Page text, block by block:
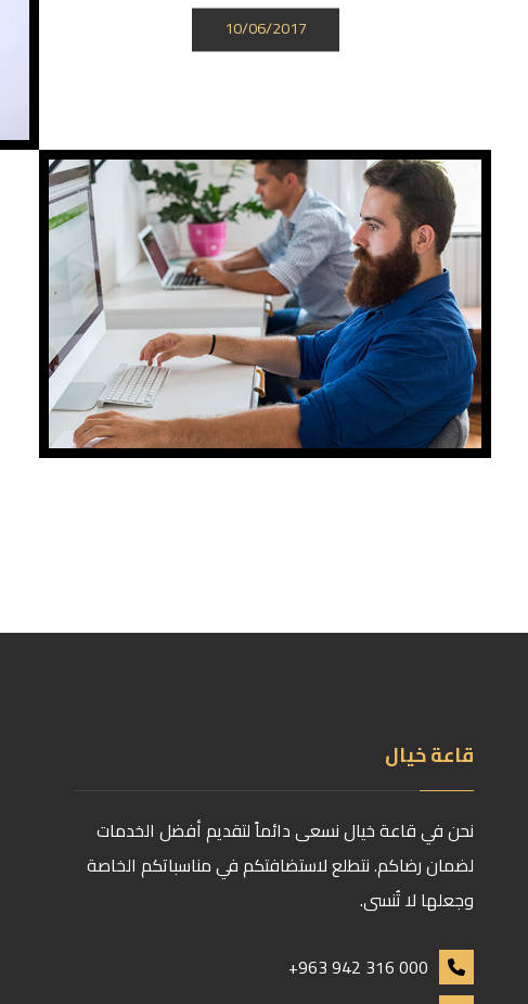
10/06/2017
قاعة خيال
نحن في قاعة خيال نسعى دائماً لتقديم أفضل الخدمات
لضمان رضاكم. نتطلع لاستضافتكم في مناسباتكم الخاصة
وجعلها لا تُنسى.
+963 942 316 000